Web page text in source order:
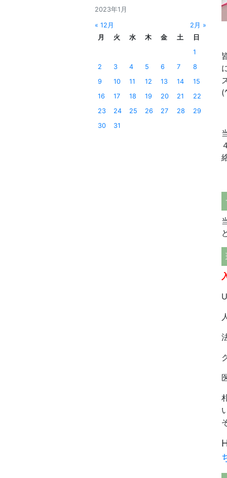
2023年1月
« 12月
2月 »
月
火 水 木 金 土
日
1
2
3 4 5 6 7
8
9
10 11 12 13 14
15
16
17 18 19 20 21
22
23
24 25 26 27 28
29
30
31